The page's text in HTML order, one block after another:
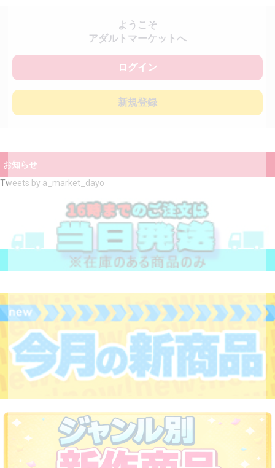
ようこそ
アダルトマーケットへ
ログイン
新規登録
お知らせ
Tweets by a_market_dayo